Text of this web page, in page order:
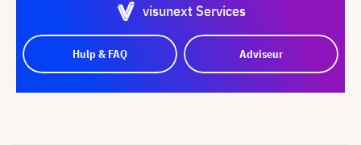
visunext Services
Hulp & FAQ Adviseur